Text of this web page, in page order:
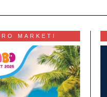
MARKETI